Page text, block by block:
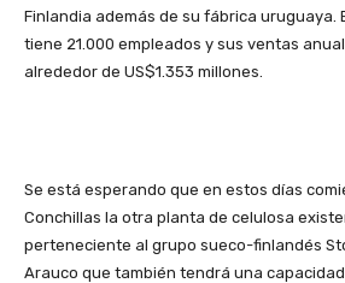
Finlandia además de su fábrica uruguaya.
tiene 21.000 empleados y sus ventas
alrededor de US$1.353 millones.
Se está esperando que en estos días
Conchillas la otra planta de celulosa
perteneciente al grupo sueco-finlandés
Arauco que también tendrá una